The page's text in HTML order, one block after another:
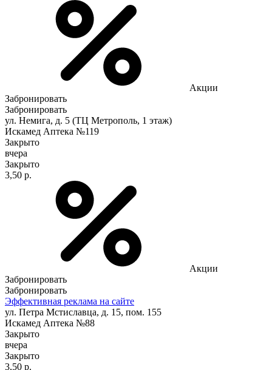
Акции
Забронировать
Забронировать
ул. Немига, д. 5 (ТЦ Метрополь, 1 этаж)
Искамед Аптека №119
Закрыто
вчера
Закрыто
3,50 р.
Акции
Забронировать
Забронировать
Эффективная реклама на сайте
ул. Петра Мстиславца, д. 15, пом. 155
Искамед Аптека №88
Закрыто
вчера
Закрыто
3,50 р.